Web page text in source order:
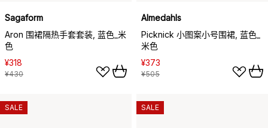
Sagaform
Aron 围裙隔热手套套装, 蓝色_米
色
¥318
¥430
Almedahls
Picknick 小图案小号围裙, 蓝色_
米色
¥373
¥505
SALE SALE